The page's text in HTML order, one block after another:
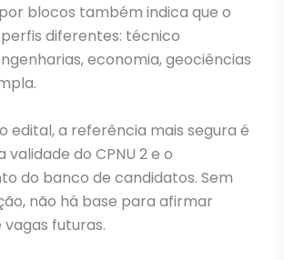
blocos também indica que o
diferentes: técnico
economia, geociências
edital, a referência mais segura é
do CPNU 2 e o
do banco de candidatos. Sem
não há base para afirmar
futuras.